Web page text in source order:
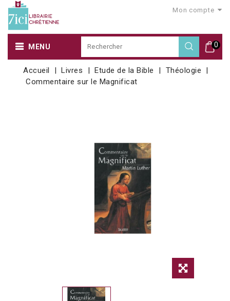
Mon compte
0
MENU
Accueil Livres Etude de la Bible
Théologie
Commentaire sur le Magnificat